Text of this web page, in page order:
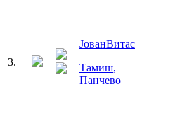
3.
ЈованВитас
Тамиш,
Панчево